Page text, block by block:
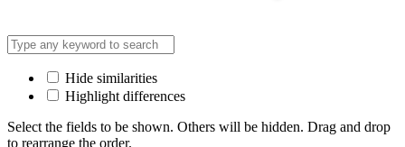
Hide similarities
Highlight differences
Select the fields to be shown. Others will be hidden. Drag and drop
to rearrange the order.